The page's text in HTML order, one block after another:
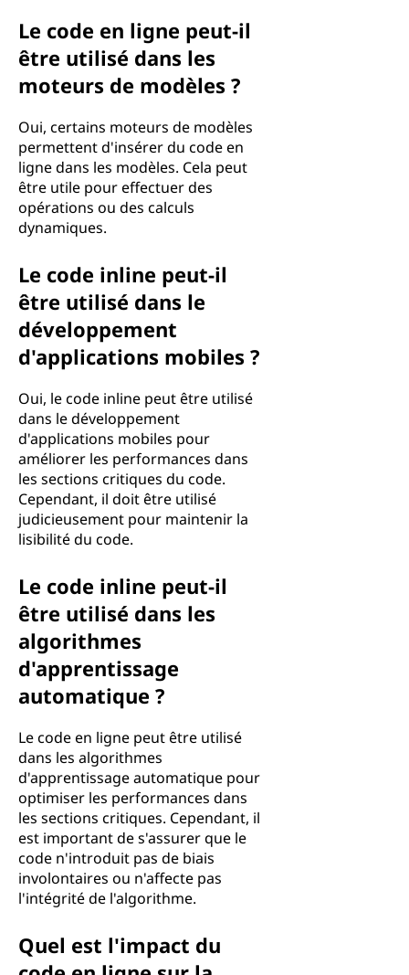
Le code en ligne peut-il
être utilisé dans les
moteurs de modèles ?
Oui, certains moteurs de modèles
permettent d'insérer du code en
ligne dans les modèles. Cela peut
être utile pour effectuer des
opérations ou des calculs
dynamiques.
Le code inline peut-il
être utilisé dans le
développement
d'applications mobiles ?
Oui, le code inline peut être utilisé
dans le développement
d'applications mobiles pour
améliorer les performances dans
les sections critiques du code.
Cependant, il doit être utilisé
judicieusement pour maintenir la
lisibilité du code.
Le code inline peut-il
être utilisé dans les
algorithmes
d'apprentissage
automatique ?
Le code en ligne peut être utilisé
dans les algorithmes
d'apprentissage automatique pour
optimiser les performances dans
les sections critiques. Cependant, il
est important de s'assurer que le
code n'introduit pas de biais
involontaires ou n'affecte pas
l'intégrité de l'algorithme.
Quel est l'impact du